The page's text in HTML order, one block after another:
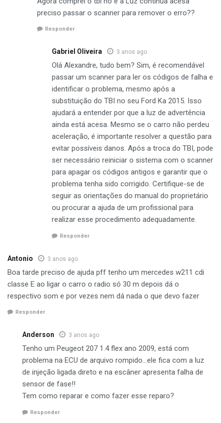
preciso passar o scanner para remover o erro??
Responder
Gabriel Oliveira 3 anos ago
Olá Alexandre, tudo bem? Sim, é recomendável
passar um scanner para ler os códigos de falha e
identificar o problema, mesmo após a
substituição do TBI no seu Ford Ka 2015. Isso
ajudará a entender por que a luz de advertência
ainda está acesa. Mesmo se o carro não perdeu
aceleração, é importante resolver a questão para
evitar possíveis danos. Após a troca do TBI, pode
ser necessário reiniciar o sistema com o scanner
para apagar os códigos antigos e garantir que o
problema tenha sido corrigido. Certifique-se de
seguir as orientações do manual do proprietário
ou procurar a ajuda de um profissional para
realizar esse procedimento adequadamente.
Responder
Antonio 3 anos ago
Boa tarde preciso de ajuda pff tenho um mercedes w211 cdi
classe E ao ligar o carro o radio só 30 m depois dá o
respectivo som e por vezes nem dá nada o que devo fazer
Responder
Anderson 3 anos ago
Tenho um Peugeot 207 1.4 flex ano 2009, está com
problema na ECU de arquivo rompido…ele fica com a luz
de injeção ligada direto e na escâner apresenta falha de
sensor de fase!!
Tem como reparar e como fazer esse reparo?
Responder